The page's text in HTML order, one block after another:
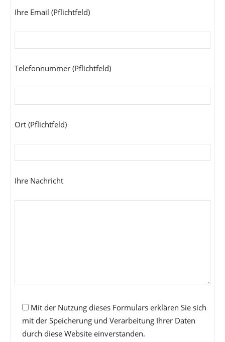
Ihre Email (Pflichtfeld)
Telefonnummer (Pflichtfeld)
Ort (Pflichtfeld)
Ihre Nachricht
Mit der Nutzung dieses Formulars erklären Sie sich
mit der Speicherung und Verarbeitung Ihrer Daten
durch diese Website einverstanden.